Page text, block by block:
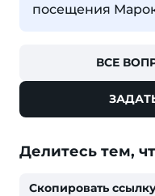
посещения
ВСЕ
Делитесь тем,
Скопировать